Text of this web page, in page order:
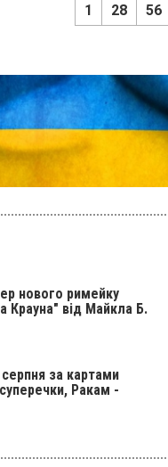
1 28 56
нового римейку
Крауна" від Майкла Б.
за картами
Ракам -